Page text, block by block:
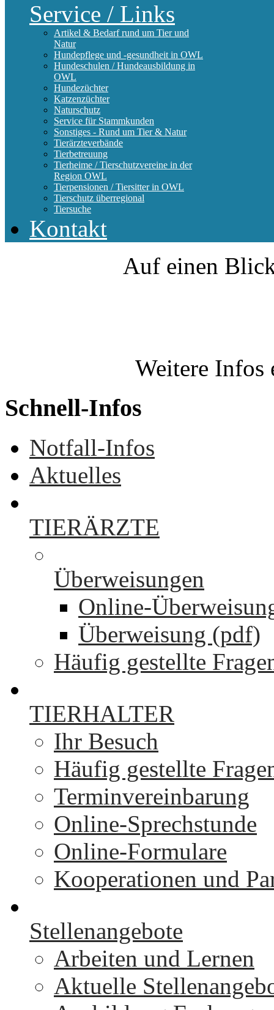
Service / Links
Artikel & Bedarf rund um Tier und
Natur
Hundepflege und -gesundheit in OWL
Hundeschulen / Hundeausbildung in
OWL
Hundezüchter
Katzenzüchter
Naturschutz
Service für Stammkunden
Sonstiges - Rund um Tier & Natur
Tierärzteverbände
Tierbetreuung
Tierheime / Tierschutzvereine in der
Region OWL
Tierpensionen / Tiersitter in OWL
Tierschutz überregional
Tiersuche
Kontakt
Auf einen
Weitere Infos
Schnell-Infos
Notfall-Infos
Aktuelles
TIERÄRZTE
Überweisungen
Online-
Überweisung (pdf)
Häufig gestellte
TIERHALTER
Ihr Besuch
Häufig gestellte
Terminvereinbarung
Online-Sprechstunde
Online-Formulare
Kooperationen und
Stellenangebote
Arbeiten und Lernen
Aktuelle